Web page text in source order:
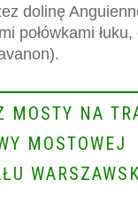
ez dolinęAnguienn
i połówkami łuku,
vanon).
MOSTY NA
MOSTOWEJ